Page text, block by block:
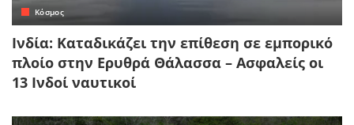
Κόσμος
Ινδία: Καταδικάζει την επίθεση σε εμπορικό
πλοίο στην Ερυθρά Θάλασσα – Ασφαλείς οι
13 Ινδοί ναυτικοί